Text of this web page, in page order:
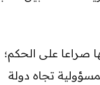
صراعا على الحكم؛
تجاه دولة